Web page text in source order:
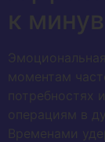
к
моментам
потребностях
операциям в
Временами